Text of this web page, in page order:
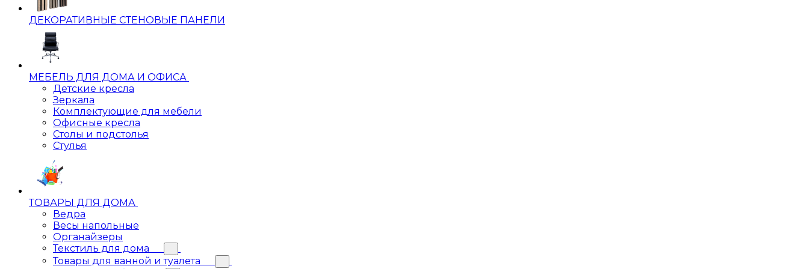
ДЕКОРАТИВНЫЕ СТЕНОВЫЕ ПАНЕЛИ
МЕБЕЛЬ ДЛЯ ДОМА И ОФИСА
Детские кресла
Зеркала
Комплектующие для мебели
Офисные кресла
Столы и подстолья
Стулья
ТОВАРЫ ДЛЯ ДОМА
Ведра
Весы напольные
Органайзеры
Текстиль для дома
Товары для ванной и туалета